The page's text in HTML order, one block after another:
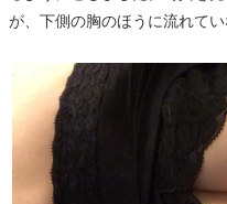
が、下側の胸のほうに流れてい